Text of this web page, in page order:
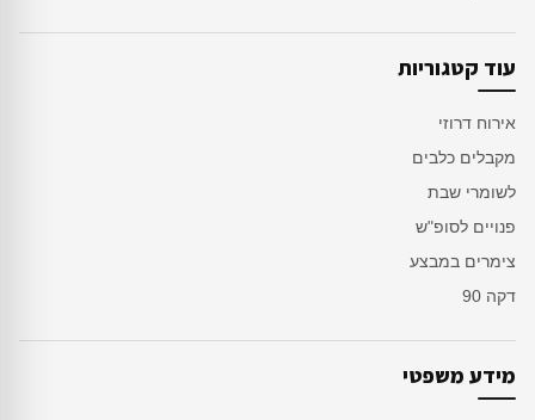
עוד קטגוריות
אירוח דרוזי
מקבלים כלבים
לשומרי שבת
פנויים לסופ"ש
צימרים במבצע
דקה 90
מידע משפטי